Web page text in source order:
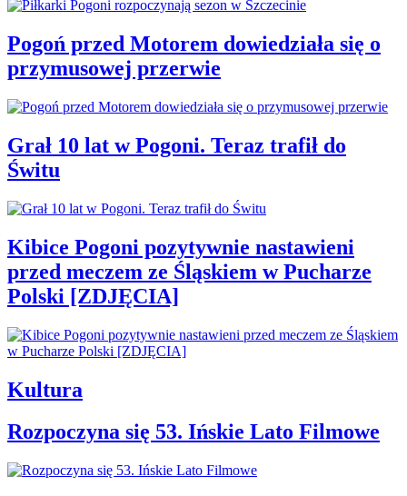
Pogoń przed Motorem dowiedziała się o
przymusowej przerwie
Grał 10 lat w Pogoni. Teraz trafił do
Świtu
Kibice Pogoni pozytywnie nastawieni
przed meczem ze Śląskiem w Pucharze
Polski [ZDJĘCIA]
Kultura
Rozpoczyna się 53. Ińskie Lato Filmowe